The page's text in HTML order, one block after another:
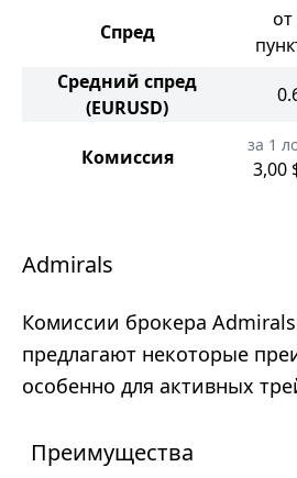
Спред
от
Средний спред
(EURUSD)
Комиссия
за 1
3,00
Admirals
Комиссии брокера
предлагают некоторые
особенно для активных
Преимущества